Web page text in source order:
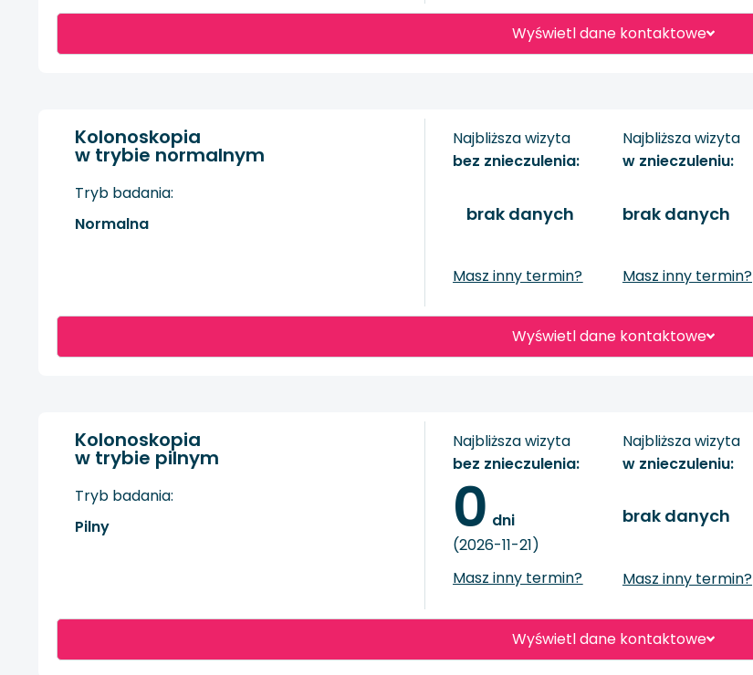
Wyświetl dane kontaktowe
Wyświetl dane kontaktowe
Kolonoskopia
w trybie normalnym
Tryb badania:
Normalna
Najbliższa wizyta
bez znieczulenia:
brak danych
Masz inny termin?
Najbliższa wizyta
w znieczuleniu:
brak danych
Masz inny termin?
Wyświetl dane kontaktowe
Kolonoskopia
w trybie pilnym
Tryb badania:
Pilny
Najbliższa wizyta
bez znieczulenia:
0 dni
(2026-11-21)
Masz inny termin?
Najbliższa wizyta
w znieczuleniu:
brak danych
Masz inny termin?